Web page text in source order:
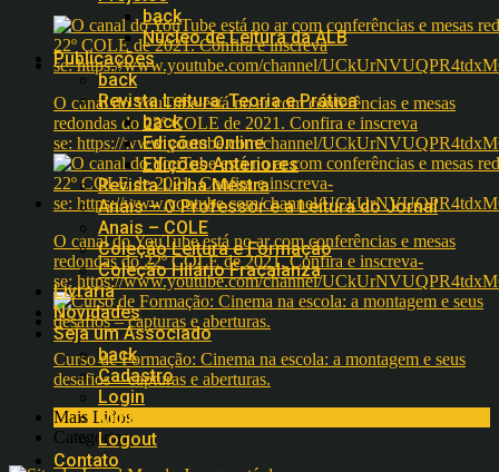
back
Núcleo de Leitura da ALB
Publicações
back
Revista Leitura: Teoria e Prática
back
Edições Online
Edições Anteriores
Revista Linha Mestra
Anais – O Professor e a Leitura do Jornal
Anais – COLE
Coleção Leitura e Formação
Coleção Hilário Fracalanza
Livraria
Novidades
Seja um Associado
back
Cadastro
Login
Minha Conta
Logout
Contato
O canal do YouTube está no ar com conferências e mesas
redondas do 22º COLE de 2021. Confira e inscreva
se: https://www.youtube.com/channel/
O canal do YouTube está no ar com conferências e mesas
redondas do 22º COLE de 2021. Confira e inscreva-
se: https://www.youtube.com/channel/
Curso de Formação: Cinema na escola: a montagem e seus
desafios – capturas e aberturas.
Mais Lidos
Categorias